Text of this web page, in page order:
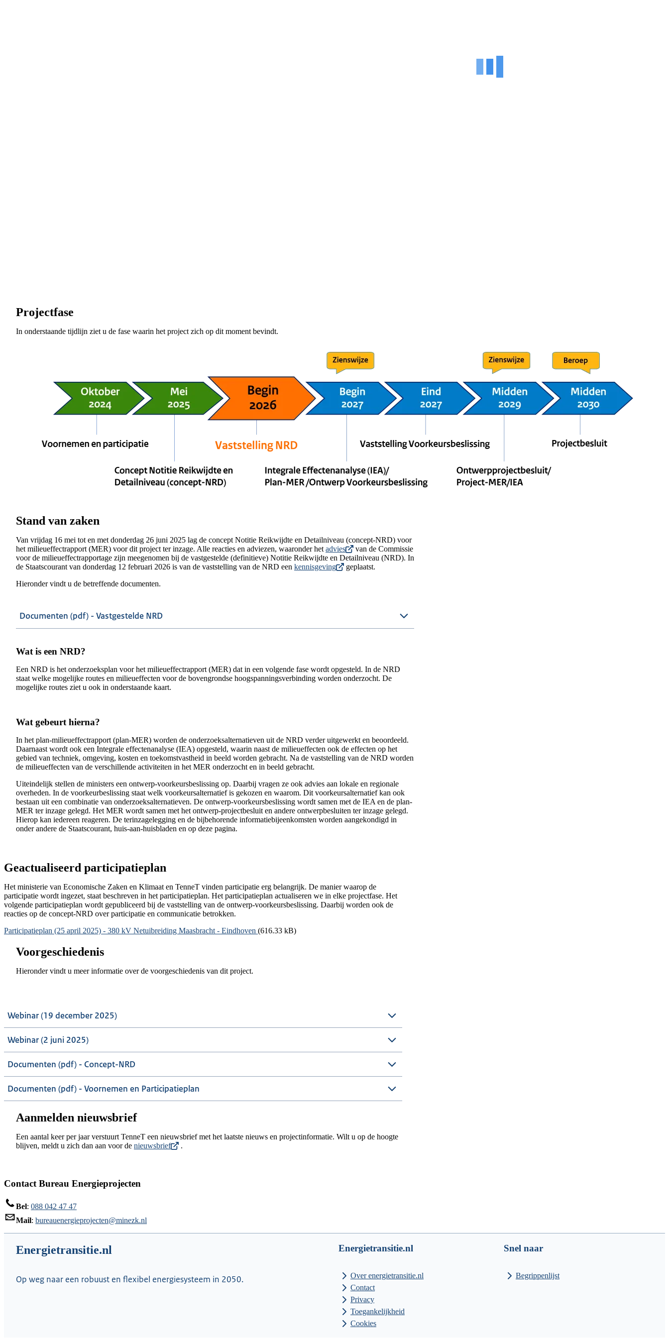
Projectfase
In onderstaande tijdlijn ziet u de fase waarin het project zich op dit moment bevindt.
Stand van zaken
Van vrijdag 16 mei tot en met donderdag 26 juni 2025 lag de concept Notitie Reikwijdte en Detailniveau (concept-NRD) voor
het milieueffectrapport (MER) voor dit project ter inzage. Alle reacties en adviezen, waaronder het advies
van de Commissie
voor de milieueffectrapportage zijn meegenomen bij de vastgestelde (definitieve) Notitie Reikwijdte en Detailniveau (NRD). In
de Staatscourant van donderdag 12 februari 2026 is van de vaststelling van de NRD een kennisgeving
geplaatst.
Hieronder vindt u de betreffende documenten.
Documenten (pdf) - Vastgestelde NRD
Wat is een NRD?
Een NRD is het onderzoeksplan voor het milieueffectrapport (MER) dat in een volgende fase wordt opgesteld. In de NRD
staat welke mogelijke routes en milieueffecten voor de bovengrondse hoogspanningsverbinding worden onderzocht. De
mogelijke routes ziet u ook in onderstaande kaart.
Wat gebeurt hierna?
In het plan-milieueffectrapport (plan-MER) worden de onderzoeksalternatieven uit de NRD verder uitgewerkt en beoordeeld.
Daarnaast wordt ook een Integrale effectenanalyse (IEA) opgesteld, waarin naast de milieueffecten ook de effecten op het
gebied van techniek, omgeving, kosten en toekomstvastheid in beeld worden gebracht. Na de vaststelling van de NRD worden
de milieueffecten van de verschillende activiteiten in het MER onderzocht en in beeld gebracht.
Uiteindelijk stellen de ministers een ontwerp-voorkeursbeslissing op. Daarbij vragen ze ook advies aan lokale en regionale
overheden. In de voorkeurbeslissing staat welk voorkeursalternatief is gekozen en waarom. Dit voorkeursalternatief kan ook
bestaan uit een combinatie van onderzoeksalternatieven. De ontwerp-voorkeursbeslissing wordt samen met de IEA en de plan-
MER ter inzage gelegd. Het MER wordt samen met het ontwerp-projectbesluit en andere ontwerpbesluiten ter inzage gelegd.
Hierop kan iedereen reageren. De terinzagelegging en de bijbehorende informatiebijeenkomsten worden aangekondigd in
onder andere de Staatscourant, huis-aan-huisbladen en op deze pagina.
Geactualiseerd participatieplan
Het ministerie van Economische Zaken en Klimaat en TenneT vinden participatie erg belangrijk. De manier waarop de
participatie wordt ingezet, staat beschreven in het participatieplan. Het participatieplan actualiseren we in elke projectfase. Het
volgende participatieplan wordt gepubliceerd bij de vaststelling van de ontwerp-voorkeursbeslissing. Daarbij worden ook de
reacties op de concept-NRD over participatie en communicatie betrokken.
Document
Participatieplan (25 april 2025) - 380 kV Netuibreiding Maasbracht - Eindhoven (616.33 kB)
Voorgeschiedenis
Hieronder vindt u meer informatie over de voorgeschiedenis van dit project.
Webinar (19 december 2025)
Webinar (2 juni 2025)
Documenten (pdf) - Concept-NRD
Documenten (pdf) - Voornemen en Participatieplan
Aanmelden nieuwsbrief
Een aantal keer per jaar verstuurt TenneT een nieuwsbrief met het laatste nieuws en projectinformatie. Wilt u op de hoogte
blijven, meldt u zich dan aan voor de nieuwsbrief .
Contact Bureau Energieprojecten
Bel: 088 042 47 47
Mail: bureauenergieprojecten@minezk.nl
Energietransitie.nl
Op weg naar een robuust en flexibel energiesysteem in 2050.
Energietransitie.nl
Over energietransitie.nl
Contact
Privacy
Toegankelijkheid
Cookies
Snel naar
Begrippenlijst